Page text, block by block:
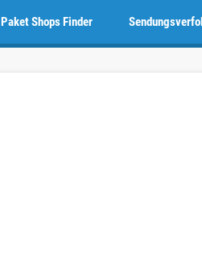
Paket Shops Finder